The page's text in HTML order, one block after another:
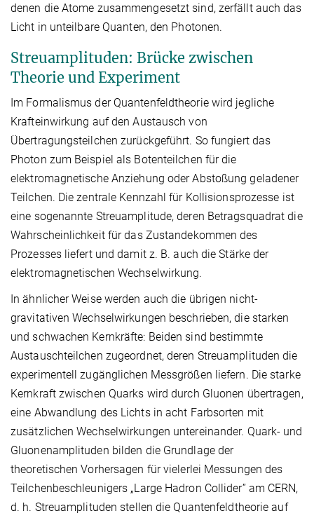
denen die Atome zusammengesetzt sind, zerfällt auch das
Licht in unteilbare Quanten, den Photonen.
Streuamplituden: Brücke zwischen
Theorie und Experiment
Im Formalismus der Quantenfeldtheorie wird jegliche
Krafteinwirkung auf den Austausch von
Übertragungsteilchen zurückgeführt. So fungiert das
Photon zum Beispiel als Botenteilchen für die
elektromagnetische Anziehung oder Abstoßung geladener
Teilchen. Die zentrale Kennzahl für Kollisionsprozesse ist
eine sogenannte Streuamplitude, deren Betragsquadrat die
Wahrscheinlichkeit für das Zustandekommen des
Prozesses liefert und damit z. B. auch die Stärke der
elektromagnetischen Wechselwirkung.
In ähnlicher Weise werden auch die übrigen nicht-
gravitativen Wechselwirkungen beschrieben, die starken
und schwachen Kernkräfte: Beiden sind bestimmte
Austauschteilchen zugeordnet, deren Streuamplituden die
experimentell zugänglichen Messgrößen liefern. Die starke
Kernkraft zwischen Quarks wird durch Gluonen übertragen,
eine Abwandlung des Lichts in acht Farbsorten mit
zusätzlichen Wechselwirkungen untereinander. Quark- und
Gluonenamplituden bilden die Grundlage der
theoretischen Vorhersagen für vielerlei Messungen des
Teilchenbeschleunigers „Large Hadron Collider” am CERN,
d. h. Streuamplituden stellen die Quantenfeldtheorie auf